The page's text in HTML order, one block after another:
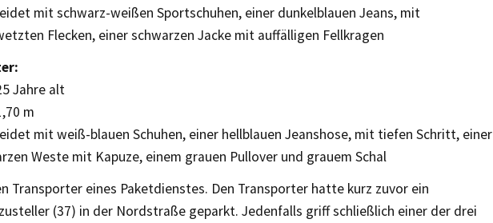
mit schwarz-weißen Sportschuhen, einer dunkelblauen Jeans, mit
Flecken, einer schwarzen Jacke mit auffälligen Fellkragen
Jahre alt
m
mit weiß-blauen Schuhen, einer hellblauen Jeanshose, mit tiefen Schritt, einer
Weste mit Kapuze, einem grauen Pullover und grauem Schal
Transporter eines Paketdienstes. Den Transporter hatte kurz zuvor ein
(37) in der Nordstraße geparkt. Jedenfalls griff schließlich einer der drei